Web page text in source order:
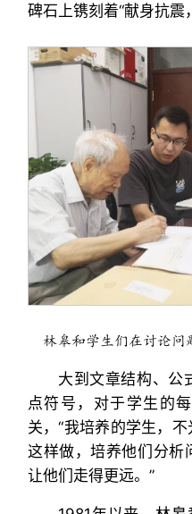
碑石上镌刻着“献身抗震
林皋和学生们在讨论问
大到文章结构、公
点符号，对于学生的
关，“我培养的学生，
这样做，培养他们分析
让他们走得更远。”